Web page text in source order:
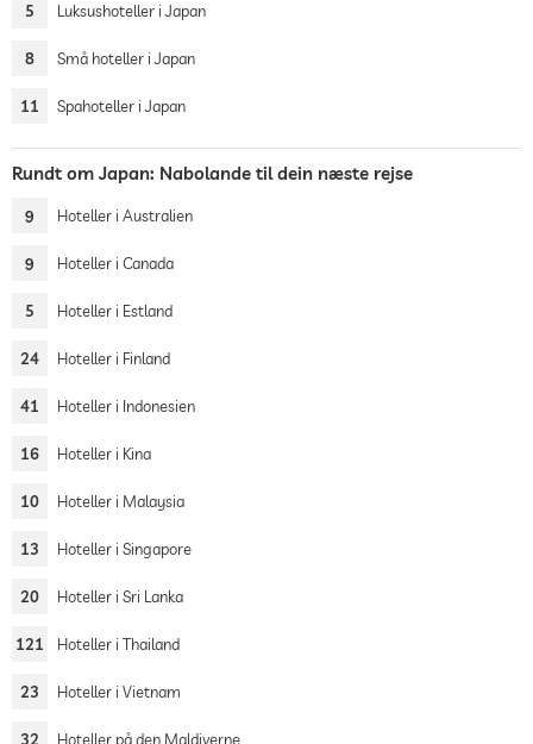
5 Luksushoteller i Japan
8 Små hoteller i Japan
11 Spahoteller i Japan
Rundt om Japan: Nabolande til dein næste rejse
9 Hoteller i Australien
9 Hoteller i Canada
5 Hoteller i Estland
24 Hoteller i Finland
41 Hoteller i Indonesien
16 Hoteller i Kina
10 Hoteller i Malaysia
13 Hoteller i Singapore
20 Hoteller i Sri Lanka
121 Hoteller i Thailand
23 Hoteller i Vietnam
32 Hoteller på den Maldiverne